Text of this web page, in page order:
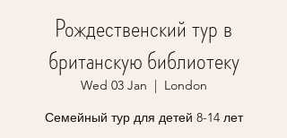
Рождественский тур в
британскую библиотеку
Wed 03 Jan
  |
London
Семейный тур для детей 8-14 лет